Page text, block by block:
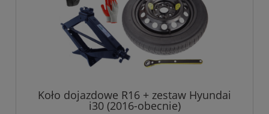
Koło dojazdowe R16 + zestaw Hyundai
i30 (2016-obecnie)